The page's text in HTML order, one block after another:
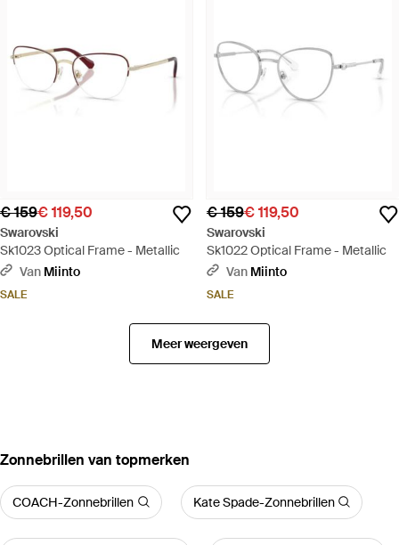
€ 159€ 119,50
Swarovski
Sk1023 Optical Frame - Metallic
Van Miinto
SALE
€ 159€ 119,50
Swarovski
Sk1022 Optical Frame - Metallic
Van Miinto
SALE
Meer weergeven
‪Zonnebrillen‬ van topmerken
COACH-Zonnebrillen Kate Spade-Zonnebrillen